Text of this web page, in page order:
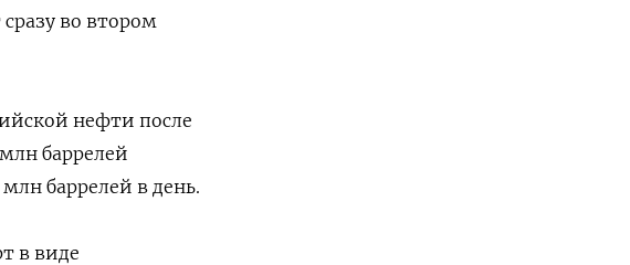
во втором
нефти после
баррелей
баррелей в день.
в виде